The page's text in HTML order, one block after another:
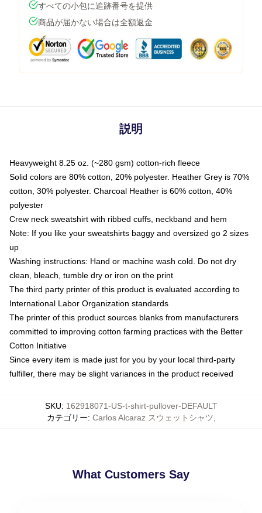
すべての小包に追跡番号を提供
商品が届かない場合は全額返金
説明
Heavyweight 8.25 oz. (~280 gsm) cotton-rich fleece
Solid colors are 80% cotton, 20% polyester. Heather Grey is 70%
cotton, 30% polyester. Charcoal Heather is 60% cotton, 40%
polyester
Crew neck sweatshirt with ribbed cuffs, neckband and hem
Note: If you like your sweatshirts baggy and oversized go 2 sizes
up
Washing instructions: Hand or machine wash cold. Do not dry
clean, bleach, tumble dry or iron on the print
The third party printer of this product is evaluated according to
International Labor Organization standards
The printer of this product sources blanks from manufacturers
committed to improving cotton farming practices with the Better
Cotton Initiative
Since every item is made just for you by your local third-party
fulfiller, there may be slight variances in the product received
SKU: 162918071-US-t-shirt-pullover-DEFAULT
カテゴリー: Carlos Alcaraz スウェットシャツ
What Customers Say